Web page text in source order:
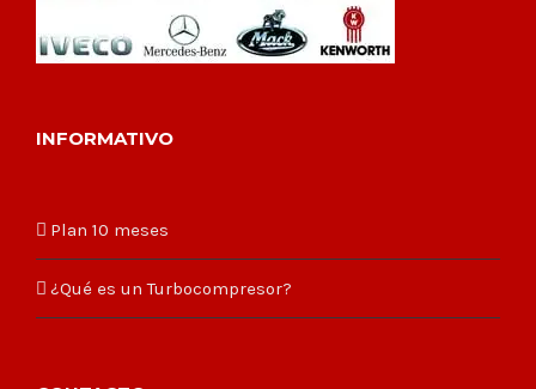
INFORMATIVO
Plan 10 meses
¿Qué es un Turbocompresor?